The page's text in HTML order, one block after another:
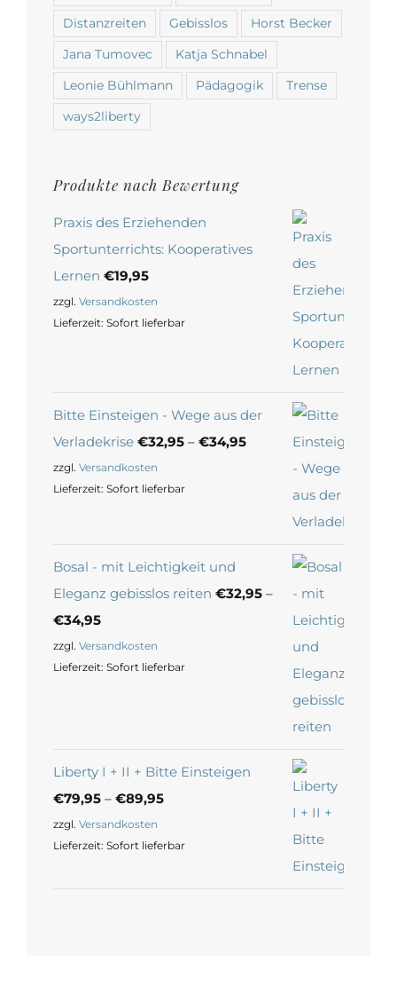
Distanzreiten Gebisslos Horst Becker
Jana Tumovec Katja Schnabel
Leonie Bühlmann Pädagogik Trense
ways2liberty
Produkte nach Bewertung
Praxis des Erziehenden
Sportunterrichts: Kooperatives
Lernen €19,95
zzgl. Versandkosten
Lieferzeit: Sofort lieferbar
Bitte Einsteigen - Wege aus der
Verladekrise €32,95 – €34,95
zzgl. Versandkosten
Lieferzeit: Sofort lieferbar
Bosal - mit Leichtigkeit und
Eleganz gebisslos reiten €32,95 –
€34,95
zzgl. Versandkosten
Lieferzeit: Sofort lieferbar
Liberty I + II + Bitte Einsteigen
€79,95 – €89,95
zzgl. Versandkosten
Lieferzeit: Sofort lieferbar